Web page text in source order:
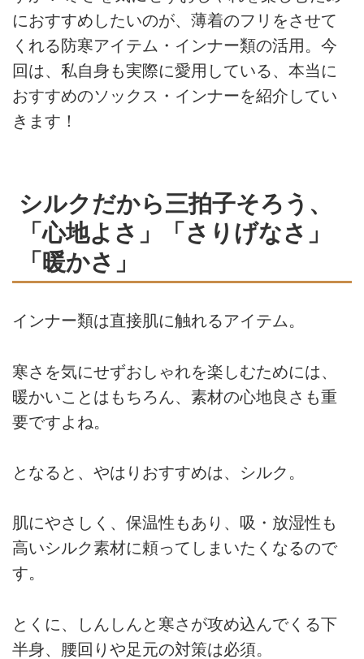
におすすめしたいのが、薄着のフリをさせて
くれる防寒アイテム・インナー類の活用。今
回は、私自身も実際に愛用している、本当に
おすすめのソックス・インナーを紹介してい
きます！
シルクだから三拍子そろう、
「心地よさ」「さりげなさ」
「暖かさ」
インナー類は直接肌に触れるアイテム。
寒さを気にせずおしゃれを楽しむためには、
暖かいことはもちろん、素材の心地良さも重
要ですよね。
となると、やはりおすすめは、シルク。
肌にやさしく、保温性もあり、吸・放湿性も
高いシルク素材に頼ってしまいたくなるので
す。
とくに、しんしんと寒さが攻め込んでくる下
半身、腰回りや足元の対策は必須。